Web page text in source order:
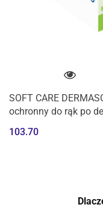
SOFT CARE
ochronny do rąk po
103.70